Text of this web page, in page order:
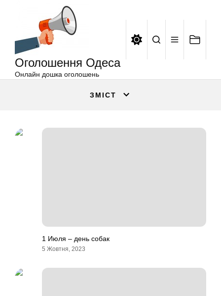
Оголошення Одеса
Онлайн дошка оголошень
ЗМІСТ
1 Июля – день собак
5 Жовтня, 2023